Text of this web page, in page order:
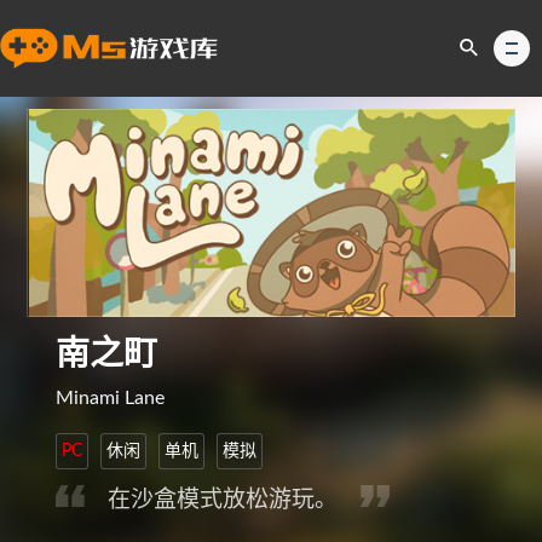
南之町
Minami Lane
PC 休闲 单机 模拟
在沙盒模式放松游玩。